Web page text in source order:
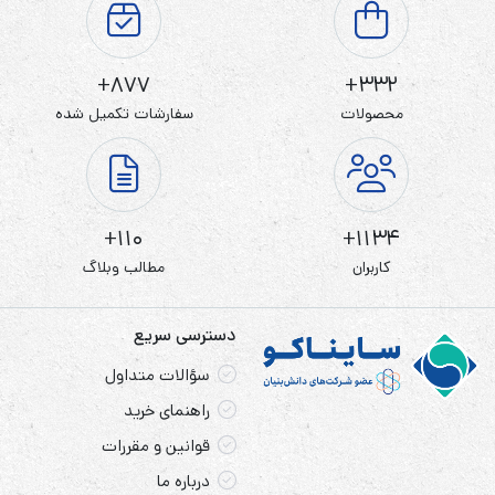
نوع ترمینال سر تخت پلیت دار
گارانتی ندارد
باتری لیتیوم 3 ولت 950 میلی آمپر سر تخت پلیت دار سایز
1/2AA با شیمی لیتیوم، دارای ولتاژ 3 ولت و
ظرفیت 950 میلی آمپر است. این
باتری فقط نصف یکباتری
AA
استاندارد است اما ولتاژ آن دو برابر است! این
باتری
ساخت کشور
آلمان بوده و با استفاده از شیمی لیتیوم دی اکسید منگنز دارای
چگالی انرژی بالا و دمای عملیاتی گسترده، سرعت خود تخلیه
پایین و ماندگاری 10 سال است
332+
محصولات
877+
سفارشات تکمیل شده
1134+
کاربران
110+
مطالب وبلاگ
دسترسی سریع
سؤالات متداول
راهنمای خرید
قوانین و مقررات
درباره ما